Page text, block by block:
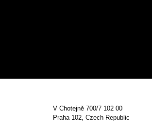
V Chotejně 700/7 102 00
Praha 102, Czech Republic